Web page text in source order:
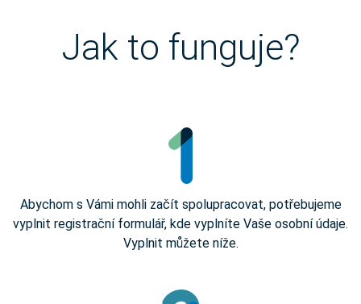
Jak to funguje?
Abychom s Vámi mohli začít spolupracovat, potřebujeme
vyplnit registrační formulář, kde vyplníte Vaše osobní údaje.
Vyplnit můžete níže.